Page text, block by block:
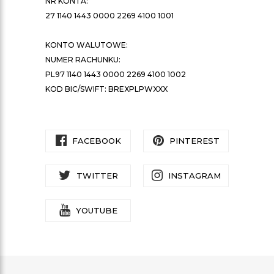
27 1140 1443 0000 2269 4100 1001
KONTO WALUTOWE:
NUMER RACHUNKU:
PL97 1140 1443 0000 2269 4100 1002
KOD BIC/SWIFT: BREXPLPWXXX
FACEBOOK PINTEREST
TWITTER INSTAGRAM
YOUTUBE